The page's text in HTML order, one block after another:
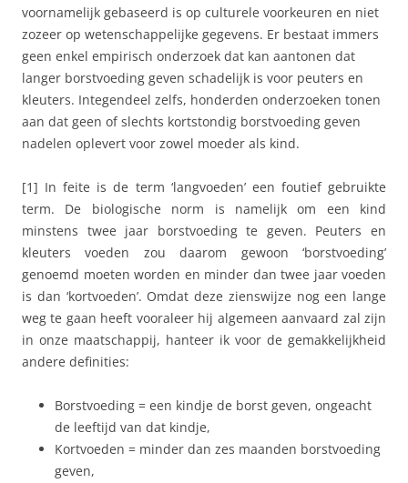
voornamelijk gebaseerd is op culturele voorkeuren en niet
zozeer op wetenschappelijke gegevens. Er bestaat immers
geen enkel empirisch onderzoek dat kan aantonen dat
langer borstvoeding geven schadelijk is voor peuters en
kleuters. Integendeel zelfs, honderden onderzoeken tonen
aan dat geen of slechts kortstondig borstvoeding geven
nadelen oplevert voor zowel moeder als kind.
[1] In feite is de term ‘langvoeden’ een foutief gebruikte
term. De biologische norm is namelijk om een kind
minstens twee jaar borstvoeding te geven. Peuters en
kleuters voeden zou daarom gewoon ‘borstvoeding’
genoemd moeten worden en minder dan twee jaar voeden
is dan ‘kortvoeden’. Omdat deze zienswijze nog een lange
weg te gaan heeft vooraleer hij algemeen aanvaard zal zijn
in onze maatschappij, hanteer ik voor de gemakkelijkheid
andere definities:
Borstvoeding = een kindje de borst geven, ongeacht
de leeftijd van dat kindje,
Kortvoeden = minder dan zes maanden borstvoeding
geven,